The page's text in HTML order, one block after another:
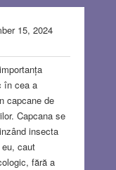
15, 2024
în cea a
capcane de
Capcana se
insecta
caut
fără a